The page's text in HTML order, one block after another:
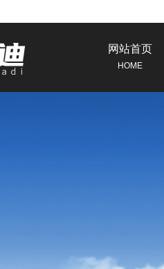
网站首页
HOME